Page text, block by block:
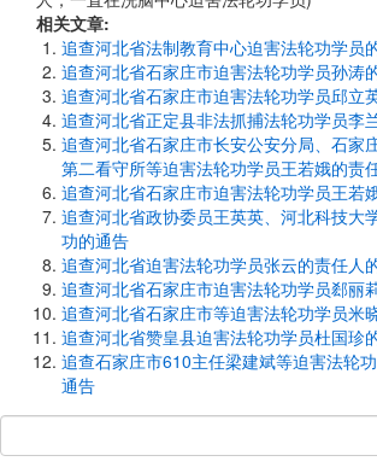
相关文章:
追查河北省法制教育中心迫害法轮功学员
追查河北省石家庄市迫害法轮功学员孙涛
追查河北省石家庄市迫害法轮功学员邱立
追查河北省正定县非法抓捕法轮功学员李
追查河北省石家庄市长安公安分局、石家
第二看守所等迫害法轮功学员王若娥的责
追查河北省石家庄市迫害法轮功学员王若
追查河北省政协委员王英英、河北科技大
功的通告
追查河北省迫害法轮功学员张云的责任人
追查河北省石家庄市迫害法轮功学员郄丽
追查河北省石家庄市等迫害法轮功学员米
追查河北省赞皇县迫害法轮功学员杜国珍
追查石家庄市610主任梁建斌等迫害法轮
通告